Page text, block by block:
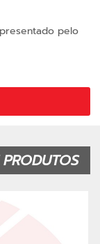
pelo